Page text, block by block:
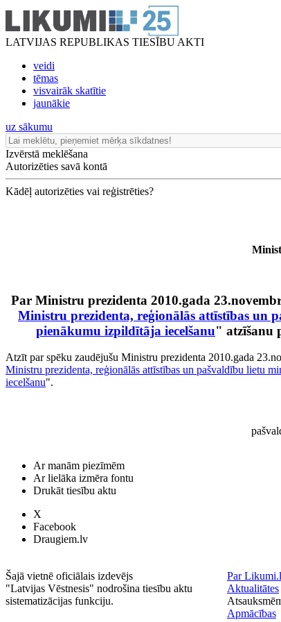
LATVIJAS REPUBLIKAS TIESĪBU AKTI
veidi
tēmas
visvairāk skatītie
jaunākie
uz sākumu
Izvērstā meklēšana
Autorizēties savā kontā
Kādēļ autorizēties vai reģistrēties?
Par Ministru prezidenta 2010.gada
Ministru prezidenta, reģionālās attīstības un
pienākumu izpildītāja iecelšanu" atzīšanu
Atzīt par spēku zaudējušu Ministru prezidenta 2010.gada
Ministru prezidenta, reģionālās attīstības un pašvaldību lietu
iecelšanu".
Ar manām piezīmēm
Ar lielāka izmēra fontu
Drukāt tiesību aktu
X
Facebook
Draugiem.lv
Šajā vietnē oficiālais izdevējs
"Latvijas Vēstnesis" nodrošina tiesību aktu
sistematizācijas funkciju.
Par
Aktualitātes
Apmācības